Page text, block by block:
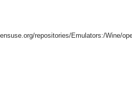
repositories/Emulators:/Wine/